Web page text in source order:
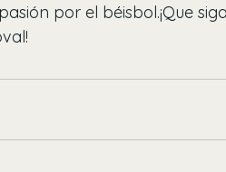
por el béisbol.¡Que